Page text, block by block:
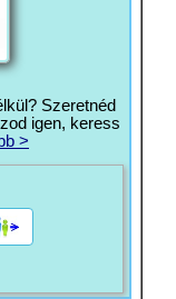
Szeretnéd
igen, keress
>